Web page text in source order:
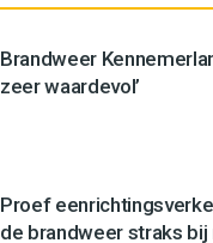
Brandweer
zeer waardevol’
Proef
de brandweer straks bij